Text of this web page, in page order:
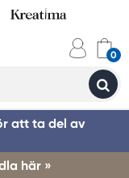
att ta del av
här »